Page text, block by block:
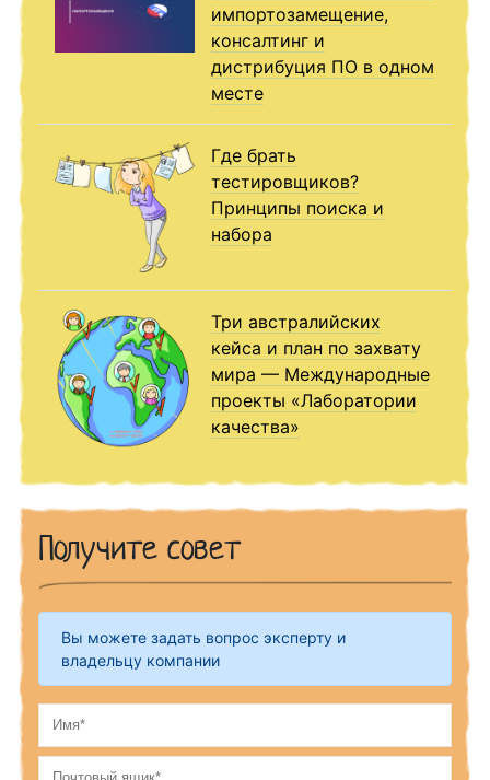
импортозамещение,
консалтинг и
дистрибуция ПО в одном
месте
Где брать
тестировщиков?
Принципы поиска и
набора
Три австралийских
кейса и план по захвату
мира — Международные
проекты «Лаборатории
качества»
Получите совет
Вы можете задать вопрос эксперту и
владельцу компании